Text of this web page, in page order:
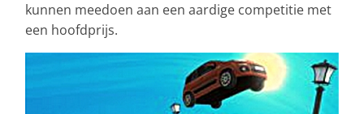
kunnen meedoen aan een aardige competitie met
een hoofdprijs.